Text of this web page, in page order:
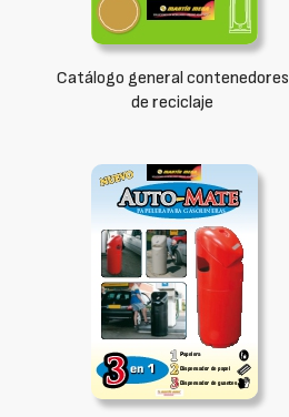
Catálogo general contenedores
de reciclaje